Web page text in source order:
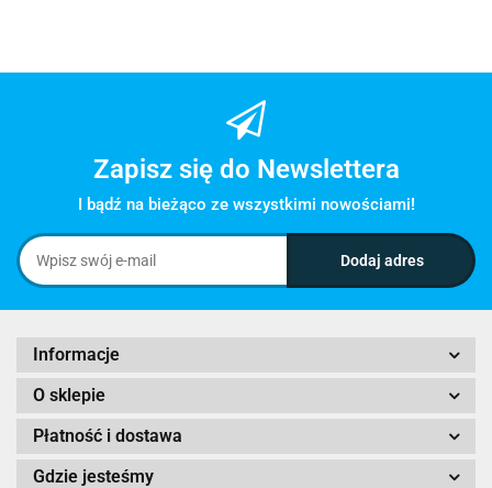
Zapisz się do Newslettera
I bądź na bieżąco ze wszystkimi nowościami!
Informacje
O sklepie
Płatność i dostawa
Gdzie jesteśmy